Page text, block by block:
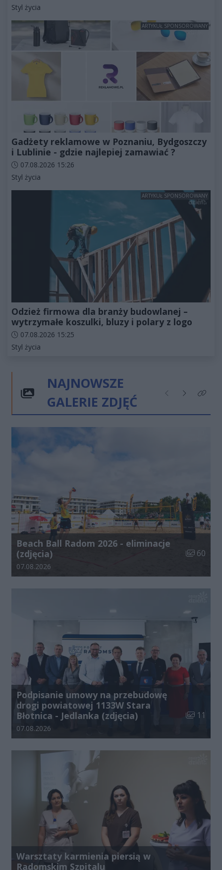
Kategorie artykułu:
Styl życia
ARTYKUŁ SPONSOROWANY
Gadżety reklamowe w Poznaniu, Bydgoszczy
i Lublinie - gdzie najlepiej zamawiać ?
Data dodania artykułu:
07.08.2026 15:26
Kategorie artykułu:
Styl życia
ARTYKUŁ SPONSOROWANY
Odzież firmowa dla branży budowlanej –
wytrzymałe koszulki, bluzy i polary z logo
Data dodania artykułu:
07.08.2026 15:25
Kategorie artykułu:
Styl życia
NAJNOWSZE
GALERIE ZDJĘĆ
Poprzednie
NastępneKliknij
Beach Ball Radom 2026 - eliminacje
(zdjęcia)
Liczba
60
Data dodania galerii:
07.08.2026
Podpisanie umowy na przebudowę
drogi powiatowej 1133W Stara
Błotnica - Jedlanka (zdjęcia)
Liczba
11
Data dodania galerii:
07.08.2026
Warsztaty karmienia piersią w
Radomskim Szpitalu